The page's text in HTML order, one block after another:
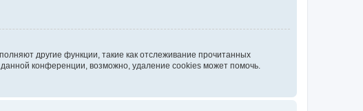
другие функции, такие как отслеживание прочитанных
конференции, возможно, удаление cookies может помочь.